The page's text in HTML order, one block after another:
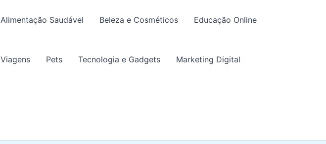
Alimentação Saudável Beleza e Cosméticos Educação Online
Viagens Pets Tecnologia e Gadgets Marketing Digital